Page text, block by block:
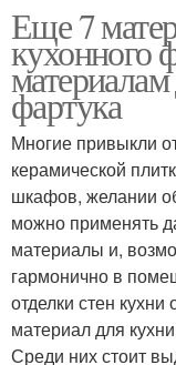
Еще 7
кухонного
фартука
Многие привыкли
керамической
шкафов, желании
можно применять
материалы и,
гармонично в
отделки стен
материал для
Среди них стоит